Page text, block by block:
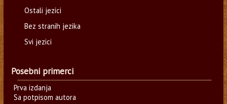
Ostali jezici
Bez stranih jezika
Svi jezici
Posebni primerci
Prva izdanja
Sa potpisom autora